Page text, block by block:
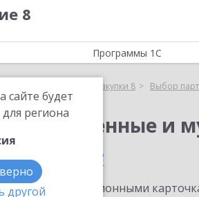
8
будет
региона
другой
Программы 1С
и муниципальные закупки 8 Выбор
и
с информационными